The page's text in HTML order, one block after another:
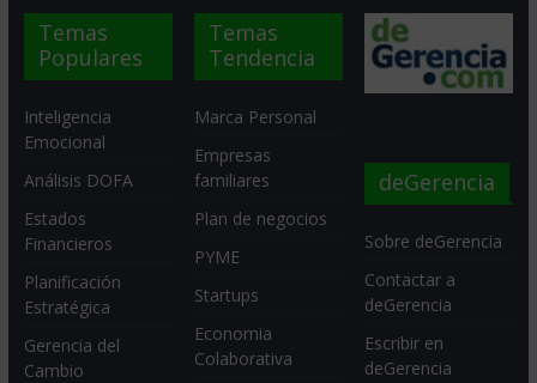
Temas
Populares
Inteligencia
Emocional
Análisis DOFA
Estados
Financieros
Planificación
Estratégica
Gerencia del
Cambio
Temas
Tendencia
Marca Personal
Empresas
familiares
Plan de negocios
PYME
Startups
Economia
Colaborativa
deGerencia
Sobre deGerencia
Contactar a
deGerencia
Escribir en
deGerencia